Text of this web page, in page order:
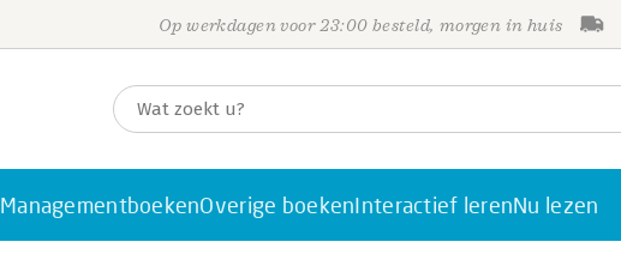
Op werkdagen voor 23:00 besteld, morgen in huis
ManagementboekenOverige boekenInteractief lerenNu lezen